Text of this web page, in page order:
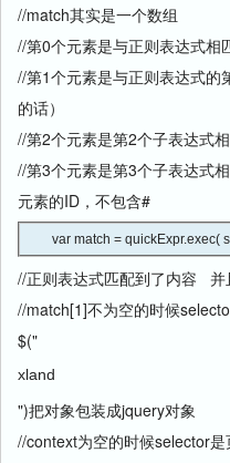
//match其实是一个数组
//第0个元素是与正则表达式相
//第1个元素是与正则表达式的
的话）
//第2个元素是第2个子表达式
//第3个元素是第3个子表达式
元素的ID，不包含#
//正则表达式匹配到了内容
//match[1]不为空的时候
$("
xland
")把对象包装成jquery对象
//context为空的时候selector